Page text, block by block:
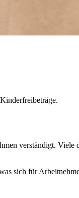
verständigt. Viele
sich für